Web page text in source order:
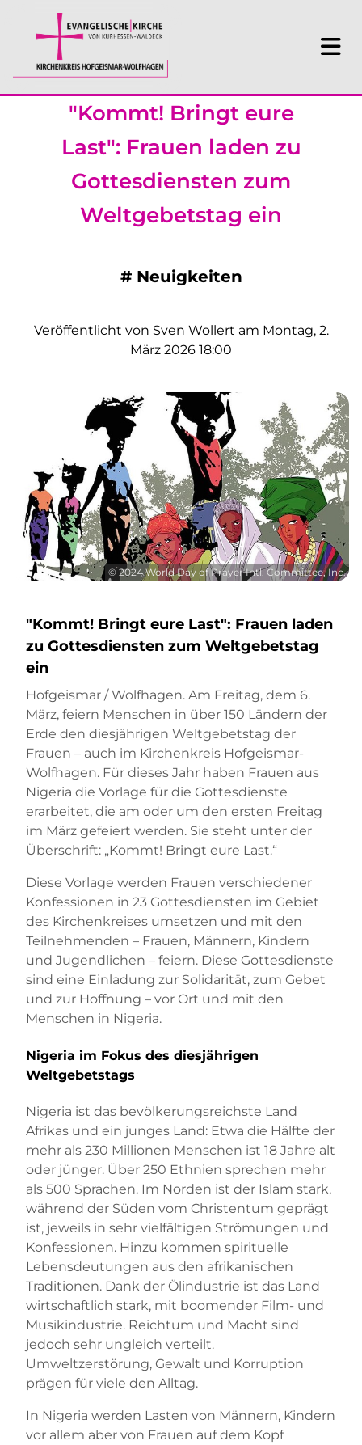
"Kommt! Bringt eure
Last": Frauen laden zu
Gottesdiensten zum
Weltgebetstag ein
# Neuigkeiten
Veröffentlicht von Sven Wollert am Montag, 2.
März 2026 18:00
© 2024 World Day of Prayer Intl. Committee, Inc.
"Kommt! Bringt eure Last": Frauen laden
zu Gottesdiensten zum Weltgebetstag
ein
Hofgeismar / Wolfhagen. Am Freitag, dem 6.
März, feiern Menschen in über 150 Ländern der
Erde den diesjährigen Weltgebetstag der
Frauen – auch im Kirchenkreis Hofgeismar-
Wolfhagen. Für dieses Jahr haben Frauen aus
Nigeria die Vorlage für die Gottesdienste
erarbeitet, die am oder um den ersten Freitag
im März gefeiert werden. Sie steht unter der
Überschrift: „Kommt! Bringt eure Last.“
Diese Vorlage werden Frauen verschiedener
Konfessionen in 23 Gottesdiensten im Gebiet
des Kirchenkreises umsetzen und mit den
Teilnehmenden – Frauen, Männern, Kindern
und Jugendlichen – feiern. Diese Gottesdienste
sind eine Einladung zur Solidarität, zum Gebet
und zur Hoffnung – vor Ort und mit den
Menschen in Nigeria.
Nigeria im Fokus des diesjährigen
Weltgebetstags
Nigeria ist das bevölkerungsreichste Land
Afrikas und ein junges Land: Etwa die Hälfte der
mehr als 230 Millionen Menschen ist 18 Jahre alt
oder jünger. Über 250 Ethnien sprechen mehr
als 500 Sprachen. Im Norden ist der Islam stark,
während der Süden vom Christentum geprägt
ist, jeweils in sehr vielfältigen Strömungen und
Konfessionen. Hinzu kommen spirituelle
Lebensdeutungen aus den afrikanischen
Traditionen. Dank der Ölindustrie ist das Land
wirtschaftlich stark, mit boomender Film- und
Musikindustrie. Reichtum und Macht sind
jedoch sehr ungleich verteilt.
Umweltzerstörung, Gewalt und Korruption
prägen für viele den Alltag.
In Nigeria werden Lasten von Männern, Kindern
vor allem aber von Frauen auf dem Kopf